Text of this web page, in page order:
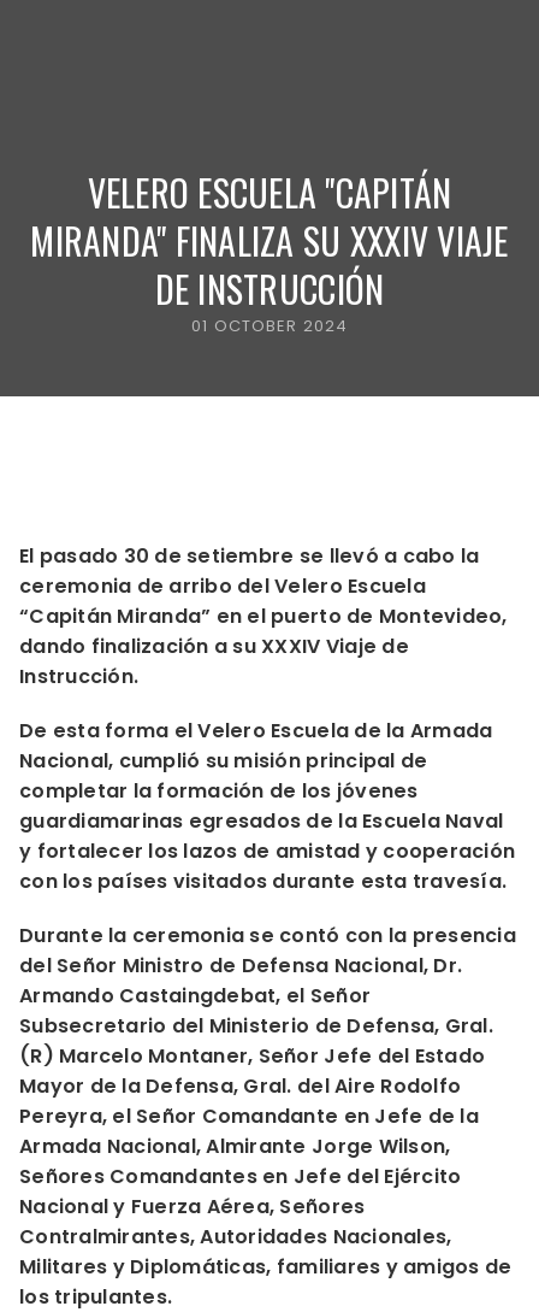
VELERO ESCUELA "CAPITÁN
MIRANDA" FINALIZA SU XXXIV VIAJE
DE INSTRUCCIÓN
01 OCTOBER 2024
El pasado 30 de setiembre se llevó a cabo la
ceremonia de arribo del Velero Escuela
“Capitán Miranda” en el puerto de Montevideo,
dando finalización a su XXXIV Viaje de
Instrucción.
De esta forma el Velero Escuela de la Armada
Nacional, cumplió su misión principal de
completar la formación de los jóvenes
guardiamarinas egresados de la Escuela Naval
y fortalecer los lazos de amistad y cooperación
con los países visitados durante esta travesía.
Durante la ceremonia se contó con la presencia
del Señor Ministro de Defensa Nacional, Dr.
Armando Castaingdebat, el Señor
Subsecretario del Ministerio de Defensa, Gral.
(R) Marcelo Montaner, Señor Jefe del Estado
Mayor de la Defensa, Gral. del Aire Rodolfo
Pereyra, el Señor Comandante en Jefe de la
Armada Nacional, Almirante Jorge Wilson,
Señores Comandantes en Jefe del Ejército
Nacional y Fuerza Aérea, Señores
Contralmirantes, Autoridades Nacionales,
Militares y Diplomáticas, familiares y amigos de
los tripulantes.